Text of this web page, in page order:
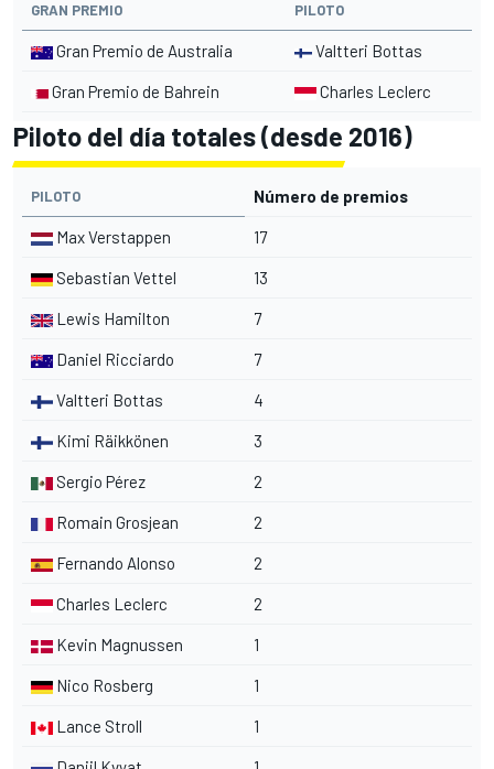
GRAN PREMIO PILOTO
Gran Premio de Australia Valtteri Bottas
Gran Premio de Bahrein Charles Leclerc
Piloto del día totales (desde 2016)
PILOTO Número de premios
Max Verstappen 17
Sebastian Vettel 13
Lewis Hamilton 7
Daniel Ricciardo 7
Valtteri Bottas 4
Kimi Räikkönen 3
Sergio Pérez 2
Romain Grosjean 2
Fernando Alonso 2
Charles Leclerc 2
Kevin Magnussen 1
Nico Rosberg 1
Lance Stroll 1